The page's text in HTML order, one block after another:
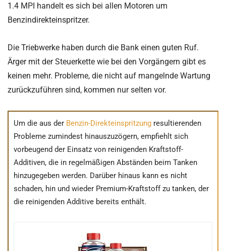
1.4 MPI handelt es sich bei allen Motoren um
Benzindirekteinspritzer.
Die Triebwerke haben durch die Bank einen guten Ruf.
Ärger mit der Steuerkette wie bei den Vorgängern gibt es
keinen mehr. Probleme, die nicht auf mangelnde Wartung
zurückzuführen sind, kommen nur selten vor.
Um die aus der Benzin-Direkteinspritzung resultierenden
Probleme zumindest hinauszuzögern, empfiehlt sich
vorbeugend der Einsatz von reinigenden Kraftstoff-
Additiven, die in regelmäßigen Abständen beim Tanken
hinzugegeben werden. Darüber hinaus kann es nicht
schaden, hin und wieder Premium-Kraftstoff zu tanken, der
die reinigenden Additive bereits enthält.